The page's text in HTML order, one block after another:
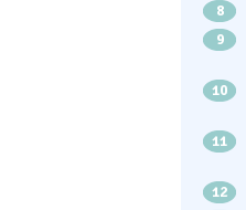
8
9
10
11
12